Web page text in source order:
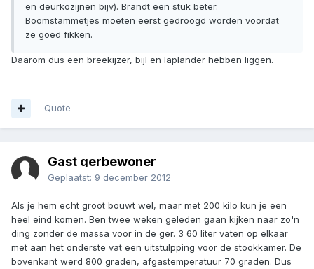
en deurkozijnen bijv). Brandt een stuk beter.
Boomstammetjes moeten eerst gedroogd worden voordat
ze goed fikken.
Daarom dus een breekijzer, bijl en laplander hebben liggen.
Quote
Gast gerbewoner
Geplaatst: 9 december 2012
Als je hem echt groot bouwt wel, maar met 200 kilo kun je een
heel eind komen. Ben twee weken geleden gaan kijken naar zo'n
ding zonder de massa voor in de ger. 3 60 liter vaten op elkaar
met aan het onderste vat een uitstulpping voor de stookkamer. De
bovenkant werd 800 graden, afgastemperatuur 70 graden. Dus